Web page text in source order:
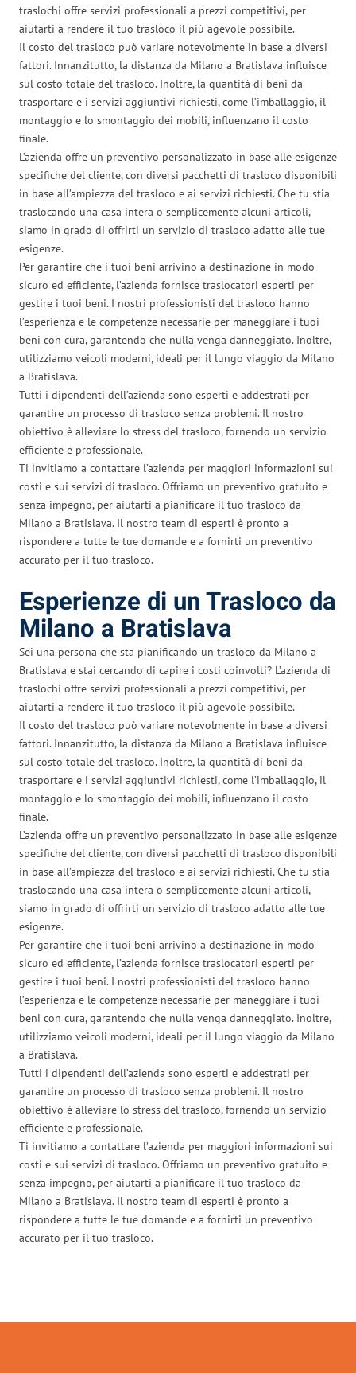
traslochi offre servizi professionali a prezzi competitivi, per
aiutarti a rendere il tuo trasloco il più agevole possibile.
Il costo del trasloco può variare notevolmente in base a diversi
fattori. Innanzitutto, la distanza da Milano a Bratislava influisce
sul costo totale del trasloco. Inoltre, la quantità di beni da
trasportare e i servizi aggiuntivi richiesti, come l’imballaggio, il
montaggio e lo smontaggio dei mobili, influenzano il costo
finale.
L’azienda offre un preventivo personalizzato in base alle esigenze
specifiche del cliente, con diversi pacchetti di trasloco disponibili
in base all’ampiezza del trasloco e ai servizi richiesti. Che tu stia
traslocando una casa intera o semplicemente alcuni articoli,
siamo in grado di offrirti un servizio di trasloco adatto alle tue
esigenze.
Per garantire che i tuoi beni arrivino a destinazione in modo
sicuro ed efficiente, l’azienda fornisce traslocatori esperti per
gestire i tuoi beni. I nostri professionisti del trasloco hanno
l’esperienza e le competenze necessarie per maneggiare i tuoi
beni con cura, garantendo che nulla venga danneggiato. Inoltre,
utilizziamo veicoli moderni, ideali per il lungo viaggio da Milano
a Bratislava.
Tutti i dipendenti dell’azienda sono esperti e addestrati per
garantire un processo di trasloco senza problemi. Il nostro
obiettivo è alleviare lo stress del trasloco, fornendo un servizio
efficiente e professionale.
Ti invitiamo a contattare l’azienda per maggiori informazioni sui
costi e sui servizi di trasloco. Offriamo un preventivo gratuito e
senza impegno, per aiutarti a pianificare il tuo trasloco da
Milano a Bratislava. Il nostro team di esperti è pronto a
rispondere a tutte le tue domande e a fornirti un preventivo
accurato per il tuo trasloco.
Esperienze di un Trasloco da
Milano a Bratislava
Sei una persona che sta pianificando un trasloco da Milano a
Bratislava e stai cercando di capire i costi coinvolti? L’azienda di
traslochi offre servizi professionali a prezzi competitivi, per
aiutarti a rendere il tuo trasloco il più agevole possibile.
Il costo del trasloco può variare notevolmente in base a diversi
fattori. Innanzitutto, la distanza da Milano a Bratislava influisce
sul costo totale del trasloco. Inoltre, la quantità di beni da
trasportare e i servizi aggiuntivi richiesti, come l’imballaggio, il
montaggio e lo smontaggio dei mobili, influenzano il costo
finale.
L’azienda offre un preventivo personalizzato in base alle esigenze
specifiche del cliente, con diversi pacchetti di trasloco disponibili
in base all’ampiezza del trasloco e ai servizi richiesti. Che tu stia
traslocando una casa intera o semplicemente alcuni articoli,
siamo in grado di offrirti un servizio di trasloco adatto alle tue
esigenze.
Per garantire che i tuoi beni arrivino a destinazione in modo
sicuro ed efficiente, l’azienda fornisce traslocatori esperti per
gestire i tuoi beni. I nostri professionisti del trasloco hanno
l’esperienza e le competenze necessarie per maneggiare i tuoi
beni con cura, garantendo che nulla venga danneggiato. Inoltre,
utilizziamo veicoli moderni, ideali per il lungo viaggio da Milano
a Bratislava.
Tutti i dipendenti dell’azienda sono esperti e addestrati per
garantire un processo di trasloco senza problemi. Il nostro
obiettivo è alleviare lo stress del trasloco, fornendo un servizio
efficiente e professionale.
Ti invitiamo a contattare l’azienda per maggiori informazioni sui
costi e sui servizi di trasloco. Offriamo un preventivo gratuito e
senza impegno, per aiutarti a pianificare il tuo trasloco da
Milano a Bratislava. Il nostro team di esperti è pronto a
rispondere a tutte le tue domande e a fornirti un preventivo
accurato per il tuo trasloco.